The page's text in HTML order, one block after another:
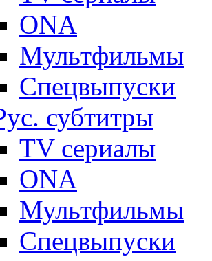
ONA
Мультфильмы
Спецвыпуски
субтитры
TV сериалы
ONA
Мультфильмы
Спецвыпуски